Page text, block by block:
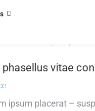
vitae
ipsum placerat –